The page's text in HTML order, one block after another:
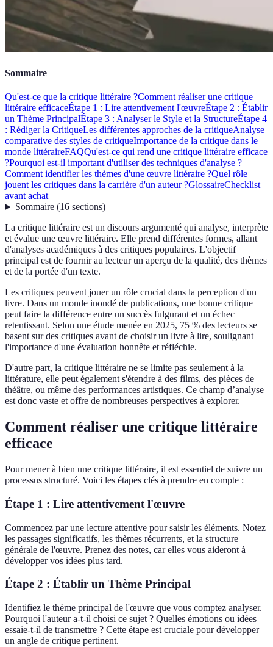
Sommaire
Qu'est-ce que la critique littéraire ?Comment réaliser une critique
littéraire efficaceÉtape 1 : Lire attentivement l'œuvreÉtape 2 : Établir
un Thème PrincipalÉtape 3 : Analyser le Style et la StructureÉtape 4
: Rédiger la CritiqueLes différentes approches de la critiqueAnalyse
comparative des styles de critiqueImportance de la critique dans le
monde littéraireFAQQu'est-ce qui rend une critique littéraire efficace
?Pourquoi est-il important d'utiliser des techniques d'analyse ?
Comment identifier les thèmes d'une œuvre littéraire ?Quel rôle
jouent les critiques dans la carrière d'un auteur ?GlossaireChecklist
avant achat
Sommaire(16 sections)
La critique littéraire est un discours argumenté qui analyse, interprète
et évalue une œuvre littéraire. Elle prend différentes formes, allant
d'analyses académiques à des critiques populaires. L'objectif
principal est de fournir au lecteur un aperçu de la qualité, des thèmes
et de la portée d'un texte.
Les critiques peuvent jouer un rôle crucial dans la perception d'un
livre. Dans un monde inondé de publications, une bonne critique
peut faire la différence entre un succès fulgurant et un échec
retentissant. Selon une étude menée en 2025, 75 % des lecteurs se
basent sur des critiques avant de choisir un livre à lire, soulignant
l'importance d'une évaluation honnête et réfléchie.
D'autre part, la critique littéraire ne se limite pas seulement à la
littérature, elle peut également s'étendre à des films, des pièces de
théâtre, ou même des performances artistiques. Ce champ d’analyse
est donc vaste et offre de nombreuses perspectives à explorer.
Comment réaliser une critique littéraire
efficace
Pour mener à bien une critique littéraire, il est essentiel de suivre un
processus structuré. Voici les étapes clés à prendre en compte :
Étape 1 : Lire attentivement l'œuvre
Commencez par une lecture attentive pour saisir les éléments. Notez
les passages significatifs, les thèmes récurrents, et la structure
générale de l'œuvre. Prenez des notes, car elles vous aideront à
développer vos idées plus tard.
Étape 2 : Établir un Thème Principal
Identifiez le thème principal de l'œuvre que vous comptez analyser.
Pourquoi l'auteur a-t-il choisi ce sujet ? Quelles émotions ou idées
essaie-t-il de transmettre ? Cette étape est cruciale pour développer
un angle de critique pertinent.